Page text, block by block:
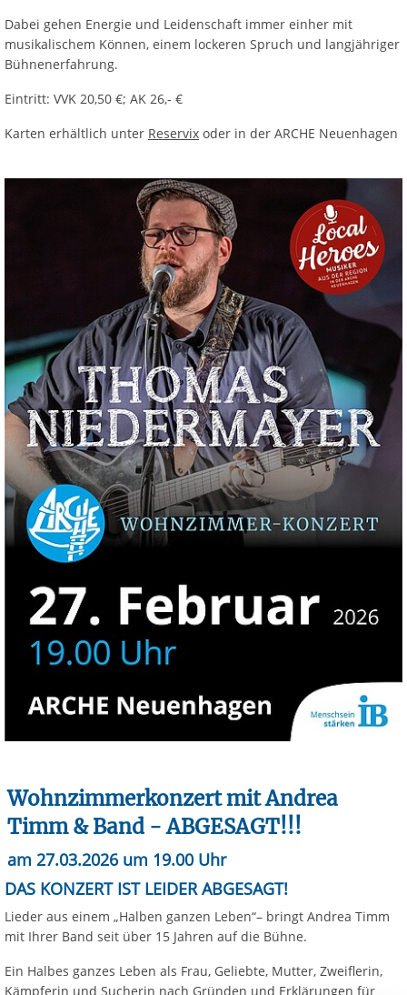
Dabei gehen Energie und Leidenschaft immer einher mit
musikalischem Können, einem lockeren Spruch und langjähriger
Bühnenerfahrung.
Eintritt: VVK 20,50 €; AK 26,- €
Karten erhältlich unter Reservix oder in der ARCHE Neuenhagen
Wohnzimmerkonzert mit Andrea
Timm & Band - ABGESAGT!!!
am 27.03.2026 um 19.00 Uhr
DAS KONZERT IST LEIDER ABGESAGT!
Lieder aus einem „Halben ganzen Leben“– bringt Andrea Timm
mit Ihrer Band seit über 15 Jahren auf die Bühne.
Ein Halbes ganzes Leben als Frau, Geliebte, Mutter, Zweiflerin,
Kämpferin und Sucherin nach Gründen und Erklärungen für